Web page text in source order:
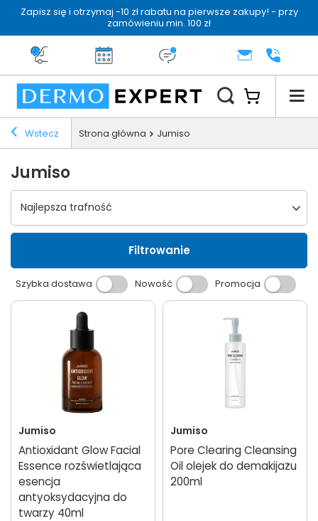
Zapisz się i otrzymaj -10 zł rabatu na pierwsze zakupy! - przy
zamówieniu min. 100 zł
Darmowa dostawa od 199 zł
14 dni na zwrotDermo konsultacjaKONTAKT+48 222
Wstecz Strona główna Jumiso
Jumiso
Wybierz sortowanie
Najlepsza trafność
Filtrowanie
Szybka dostawa Nowość Promocja
Jumiso
Antioxidant Glow Facial
Essence rozświetlająca
esencja
antyoksydacyjna do
twarzy 40ml
Jumiso
Pore Clearing Cleansing
Oil olejek do demakijażu
200ml